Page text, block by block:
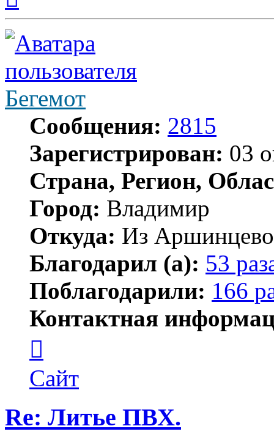
началу
Бегемот
Сообщения: 2815
Зарегистрирован: 03
Страна, Регион,
Город: Владимир
Откуда: Из
Благодарил (а): 53
Поблагодарили: 166
Контактная
пользователя
Бегемот
Сайт
Re: Литье ПВХ.